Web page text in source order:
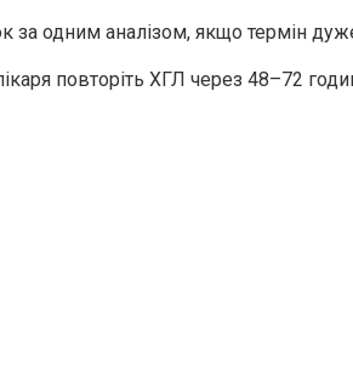
за одним аналізом, якщо термін
повторіть ХГЛ через 48–72